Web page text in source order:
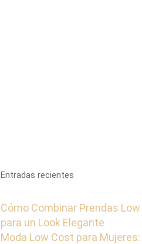
Entradas recientes
Cómo Combinar Prendas
para un Look Elegante
Moda Low Cost para Mujeres: